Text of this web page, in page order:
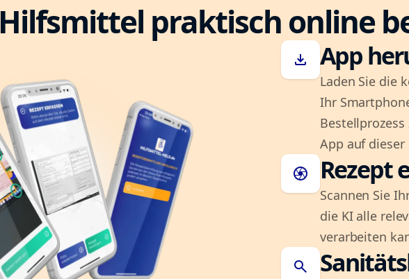
Hilfsmittel praktisch online
download App
Laden Sie die
Ihr
App auf dieser
camera Rezept
Scannen Sie
die KI alle
verarbeiten
search